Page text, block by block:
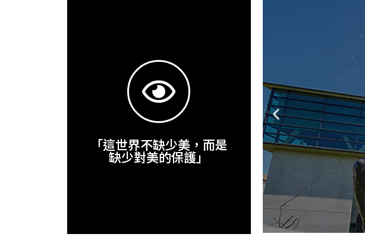
「這世界不缺少美，而是
缺少對美的保護」
將保護重新定義
巧思持續發展領先全球的鍍膜技術，期
望提供更便利、更舒適、更美好的生
活，讓鍍膜防護延伸至你我生活之中。
集塵器，它是廢氣處理設備，廢氣
的廢氣懸浮粒子，均在這個階段被
可的氣體再排放大氣之中，在處
溫以及強酸氣體，長久下來會腐蝕
甚至是要再花費高成本更新。